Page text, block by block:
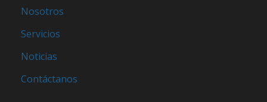
Nosotros
Servicios
Noticias
Contáctanos